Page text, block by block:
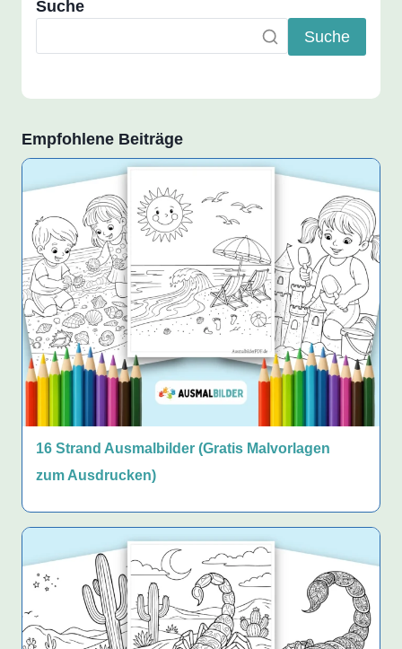
Suche
Suche
Empfohlene Beiträge
16 Strand Ausmalbilder (Gratis Malvorlagen
zum Ausdrucken)